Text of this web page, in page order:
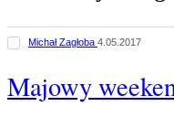
Michał Zagłoba 4.05.2017
Majowy